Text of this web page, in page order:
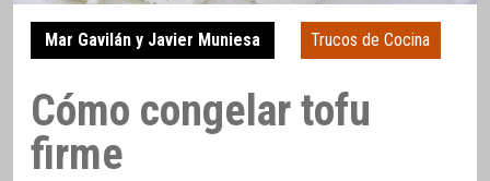
Mar Gavilán y Javier Muniesa Trucos de Cocina
Cómo congelar tofu
firme